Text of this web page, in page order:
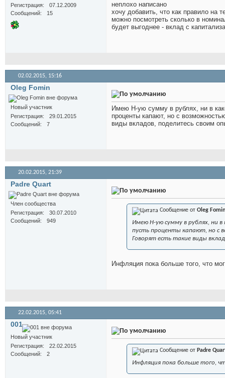
Регистрация
07.12.2009
Сообщений
15
неплохо написано
хочу добавить, что как правило на
можно посмотреть сколько в
будет выгоднее - вклад с
02.02.2015, 15:16
Oleg Fomin
Новый участник
Регистрация
29.01.2015
Сообщений
7
Имею Н-ую сумму в рублях, ни в
проценты капают, но с
виды вкладов, поделитесь своим
20.02.2015, 21:39
Padre Quart
Член сообщества
Регистрация
30.07.2010
Сообщений
949
Сообщение от Oleg Fomin
Имею Н-ую сумму в рублях, ни в
пусть проценты капают, но с
Говорят есть такие виды
Инфляция пока больше того, что
22.02.2015, 05:41
001
Новый участник
Регистрация
22.02.2015
Сообщений
2
Сообщение от Padre
Инфляция пока больше того,